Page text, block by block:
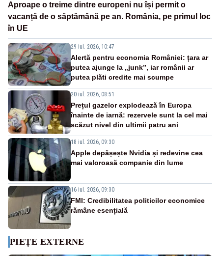
Aproape o treime dintre europeni nu își permit o
vacanță de o săptămână pe an. România, pe primul loc
în UE
29 iul. 2026, 10:47
Alertă pentru economia României: țara ar
putea ajunge la „junk”, iar românii ar
putea plăti credite mai scumpe
20 iul. 2026, 08:51
Prețul gazelor explodează în Europa
înainte de iarnă: rezervele sunt la cel mai
scăzut nivel din ultimii patru ani
18 iul. 2026, 09:30
Apple depășește Nvidia și redevine cea
mai valoroasă companie din lume
16 iul. 2026, 09:30
FMI: Credibilitatea politicilor economice
rămâne esențială
PIEȚE EXTERNE